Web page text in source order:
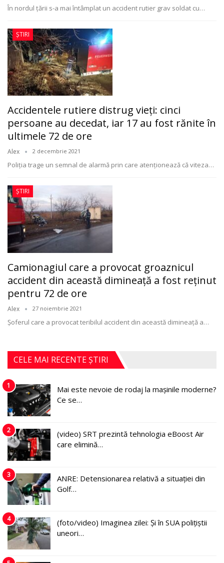
În nordul țării s-a mai întâmplat un accident rutier grav soldat cu…
ȘTIRI
Accidentele rutiere distrug vieți: cinci
persoane au decedat, iar 17 au fost rănite în
ultimele 72 de ore
Alex 2 decembrie 2021
Poliția trage un semnal de alarmă prin care atenţionează că viteza…
ȘTIRI
Camionagiul care a provocat groaznicul
accident din această dimineață a fost reținut
pentru 72 de ore
Alex 27 noiembrie 2021
Șoferul care a provocat teribilul accident din această dimineață a…
CELE MAI RECENTE ȘTIRI
1
Mai este nevoie de rodaj la mașinile moderne?
Ce se…
2
(video) SRT prezintă tehnologia eBoost Air
care elimină…
3
ANRE: Detensionarea relativă a situației din
Golf…
4
(foto/video) Imaginea zilei: Și în SUA polițiștii
uneori…